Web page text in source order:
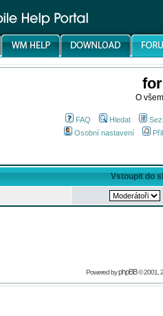
O
FAQ Hledat
Osobní nastavení
Vstoupit do
Powered byphpBB© 2001,